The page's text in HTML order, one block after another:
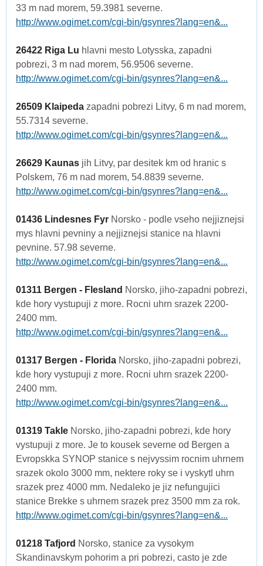
33 m nad morem, 59.3981 severne.
http://www.ogimet.com/cgi-bin/gsynres?lang=en&...
26422 Riga Lu hlavni mesto Lotysska, zapadni
pobrezi, 3 m nad morem, 56.9506 severne.
http://www.ogimet.com/cgi-bin/gsynres?lang=en&...
26509 Klaipeda zapadni pobrezi Litvy, 6 m nad morem,
55.7314 severne.
http://www.ogimet.com/cgi-bin/gsynres?lang=en&...
26629 Kaunas jih Litvy, par desitek km od hranic s
Polskem, 76 m nad morem, 54.8839 severne.
http://www.ogimet.com/cgi-bin/gsynres?lang=en&...
01436 Lindesnes Fyr Norsko - podle vseho nejjiznejsi
mys hlavni pevniny a nejjiznejsi stanice na hlavni
pevnine. 57.98 severne.
http://www.ogimet.com/cgi-bin/gsynres?lang=en&...
01311 Bergen - Flesland Norsko, jiho-zapadni pobrezi,
kde hory vystupuji z more. Rocni uhrn srazek 2200-
2400 mm.
http://www.ogimet.com/cgi-bin/gsynres?lang=en&...
01317 Bergen - Florida Norsko, jiho-zapadni pobrezi,
kde hory vystupuji z more. Rocni uhrn srazek 2200-
2400 mm.
http://www.ogimet.com/cgi-bin/gsynres?lang=en&...
01319 Takle Norsko, jiho-zapadni pobrezi, kde hory
vystupuji z more. Je to kousek severne od Bergen a
Evropskka SYNOP stanice s nejvyssim rocnim uhrnem
srazek okolo 3000 mm, nektere roky se i vyskytl uhrn
srazek prez 4000 mm. Nedaleko je jiz nefungujici
stanice Brekke s uhrnem srazek prez 3500 mm za rok.
http://www.ogimet.com/cgi-bin/gsynres?lang=en&...
01218 Tafjord Norsko, stanice za vysokym
Skandinavskym pohorim a pri pobrezi, casto je zde